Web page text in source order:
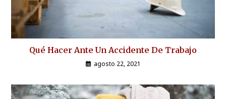
Qué Hacer Ante Un Accidente De Trabajo
agosto 22, 2021